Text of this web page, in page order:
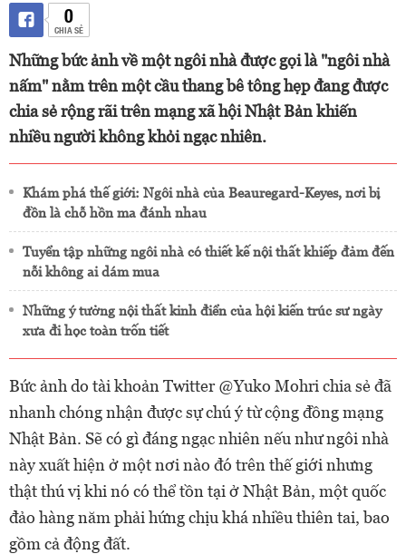
0
CHIA SẺ
Những bức ảnh về một ngôi nhà được gọi là "ngôi nhà
nấm" nằm trên một cầu thang bê tông hẹp đang được
chia sẻ rộng rãi trên mạng xã hội Nhật Bản khiến
nhiều người không khỏi ngạc nhiên.
Khám phá thế giới: Ngôi nhà của Beauregard-Keyes, nơi bị
đồn là chỗ hồn ma đánh nhau
Tuyển tập những ngôi nhà có thiết kế nội thất khiếp đảm đến
nỗi không ai dám mua
Những ý tưởng nội thất kinh điển của hội kiến trúc sư ngày
xưa đi học toàn trốn tiết
Bức ảnh do tài khoản Twitter @Yuko Mohri chia sẻ đã
nhanh chóng nhận được sự chú ý từ cộng đồng mạng
Nhật Bản. Sẽ có gì đáng ngạc nhiên nếu như ngôi nhà
này xuất hiện ở một nơi nào đó trên thế giới nhưng
thật thú vị khi nó có thể tồn tại ở Nhật Bản, một quốc
đảo hàng năm phải hứng chịu khá nhiều thiên tai, bao
gồm cả động đất.